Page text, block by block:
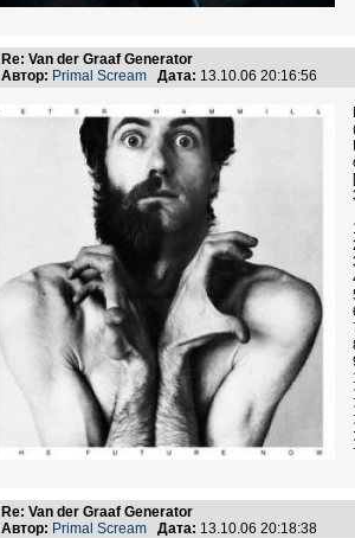
Re: Van der Graaf Generator
Автор: Primal Scream Дата: 13.10.06 20:16:56
Re: Van der Graaf Generator
Автор: Primal Scream Дата: 13.10.06 20:18:38